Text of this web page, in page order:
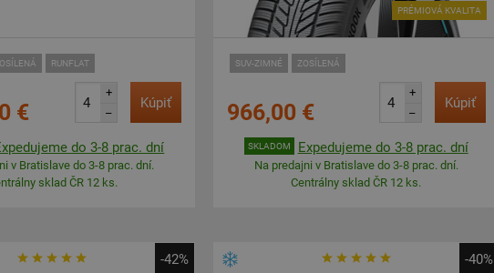
RUNFLAT
€
+
–
Kúpiť
do 3-8 prac. dní
v Bratislave do 3-8 prac. dní.
sklad ČR 12 ks.
SUV-ZIMNÉ ZOSÍLENÁ
PRÉMIOVÁ KVALITA
966,00 €
+
–
Kúpiť
SKLADOM Expedujeme do 3-8 prac. dní
Na predajni v Bratislave do 3-8 prac. dní.
Centrálny sklad ČR 12 ks.
-42% -40%